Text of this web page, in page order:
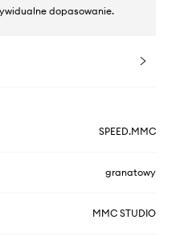
dopasowanie.
SPEED.MMC
granatowy
MMC STUDIO